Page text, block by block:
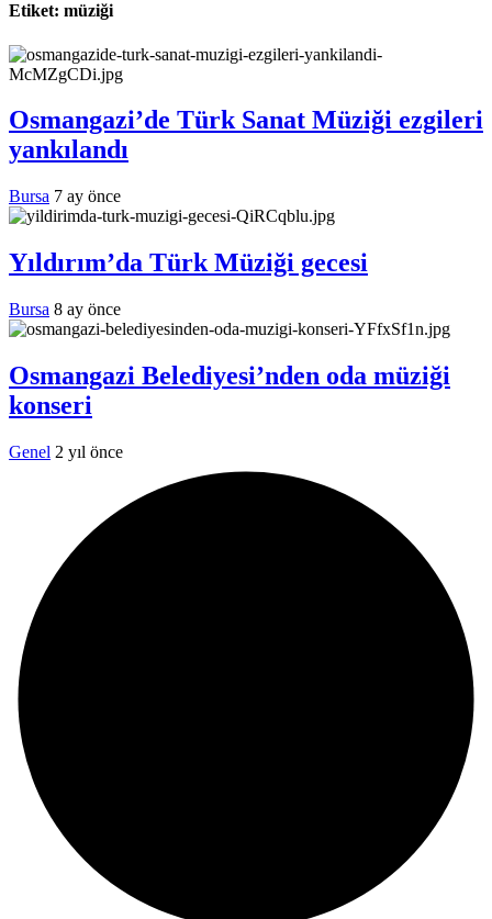
Etiket: müziği
Osmangazi’de Türk Sanat Müziği ezgileri
yankılandı
Bursa 7 ay önce
Yıldırım’da Türk Müziği gecesi
Bursa 8 ay önce
Osmangazi Belediyesi’nden oda müziği
konseri
Genel 2 yıl önce